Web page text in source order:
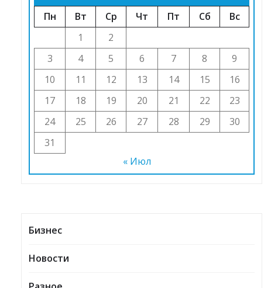
Пн
Вт Ср Чт Пт Сб
Вс
1
2
3
4 5 6 7 8
9
10
11 12 13 14 15
16
17
18 19 20 21 22
23
24
25 26 27 28 29
30
31
« Июл
Бизнес
Новости